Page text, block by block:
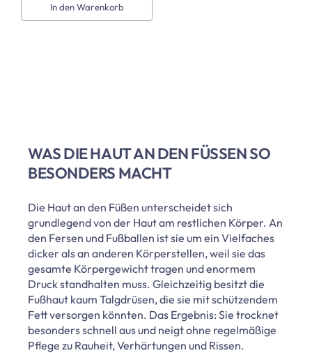
In den Warenkorb
WAS DIE HAUT AN DEN FÜSSEN SO B
ESONDERS MACHT
Die Haut an den Füßen unterscheidet sich
grundlegend von der Haut am restlichen Körper. An
den Fersen und Fußballen ist sie um ein Vielfaches
dicker als an anderen Körperstellen, weil sie das
gesamte Körpergewicht tragen und enormem
Druck standhalten muss. Gleichzeitig besitzt die
Fußhaut kaum Talgdrüsen, die sie mit schützendem
Fett versorgen könnten. Das Ergebnis: Sie trocknet
besonders schnell aus und neigt ohne regelmäßige
Pflege zu Rauheit, Verhärtungen und Rissen.